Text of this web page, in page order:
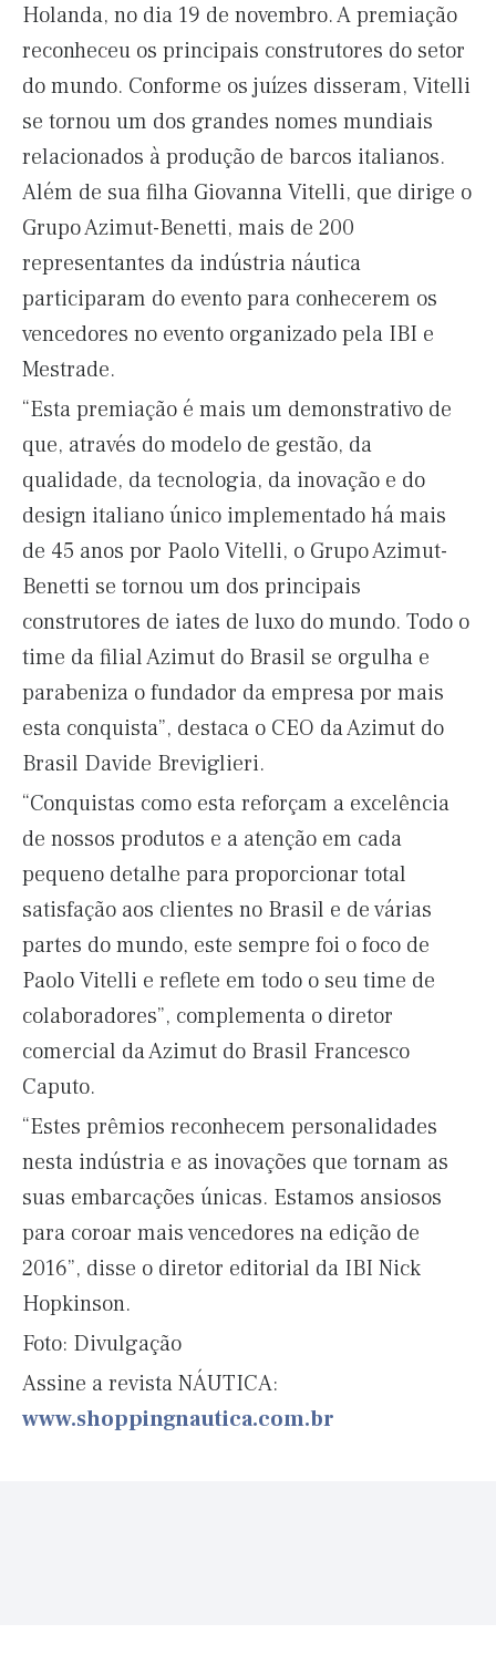
Holanda, no dia 19 de novembro. A premiação
reconheceu os principais construtores do setor
do mundo. Conforme os juízes disseram, Vitelli
se tornou um dos grandes nomes mundiais
relacionados à produção de barcos italianos.
Além de sua filha Giovanna Vitelli, que dirige o
Grupo Azimut-Benetti, mais de 200
representantes da indústria náutica
participaram do evento para conhecerem os
vencedores no evento organizado pela IBI e
Mestrade.
“Esta premiação é mais um demonstrativo de
que, através do modelo de gestão, da
qualidade, da tecnologia, da inovação e do
design italiano único implementado há mais
de 45 anos por Paolo Vitelli, o Grupo Azimut-
Benetti se tornou um dos principais
construtores de iates de luxo do mundo. Todo o
time da filial Azimut do Brasil se orgulha e
parabeniza o fundador da empresa por mais
esta conquista”, destaca o CEO da Azimut do
Brasil Davide Breviglieri.
“Conquistas como esta reforçam a excelência
de nossos produtos e a atenção em cada
pequeno detalhe para proporcionar total
satisfação aos clientes no Brasil e de várias
partes do mundo, este sempre foi o foco de
Paolo Vitelli e reflete em todo o seu time de
colaboradores”, complementa o diretor
comercial da Azimut do Brasil Francesco
Caputo.
“Estes prêmios reconhecem personalidades
nesta indústria e as inovações que tornam as
suas embarcações únicas. Estamos ansiosos
para coroar mais vencedores na edição de
2016”, disse o diretor editorial da IBI Nick
Hopkinson.
Foto: Divulgação
Assine a revista NÁUTICA:
www.shoppingnautica.com.br